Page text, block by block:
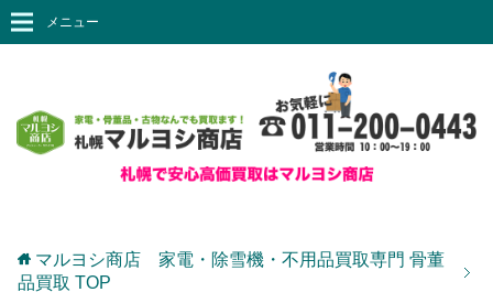
メニュー
マルヨシ商店 家電・除雪機・不用品買取専門 骨董
品買取 TOP